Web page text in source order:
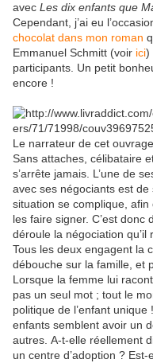
avec Les dix enfants que
Cependant, j’ai eu
chocolat dans mon roman
Emmanuel Schmitt (voir ici)
participants. Un petit
encore !
Le narrateur de cet
Sans attaches, célibataire
s’arrête jamais. L’une de
avec ses négociants est de
situation se complique, afin
les faire signer. C’est donc
déroule la négociation
Tous les deux engagent la
débouche sur la famille, et
Lorsque la femme lui
pas un seul mot ; tout le
politique de l’enfant
enfants semblent avoir un
autres. A-t-elle réellement
un centre d’adoption ?